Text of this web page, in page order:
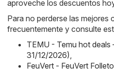
aproveche los descuentos
Para no perderse las mejores
frecuentemente y consulte
TEMU - Temu hot
31/12/2026),
FeuVert - FeuVert